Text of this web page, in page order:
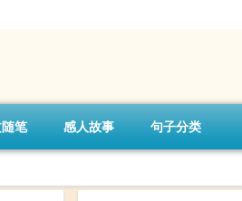
笔 感人故事 句子分类